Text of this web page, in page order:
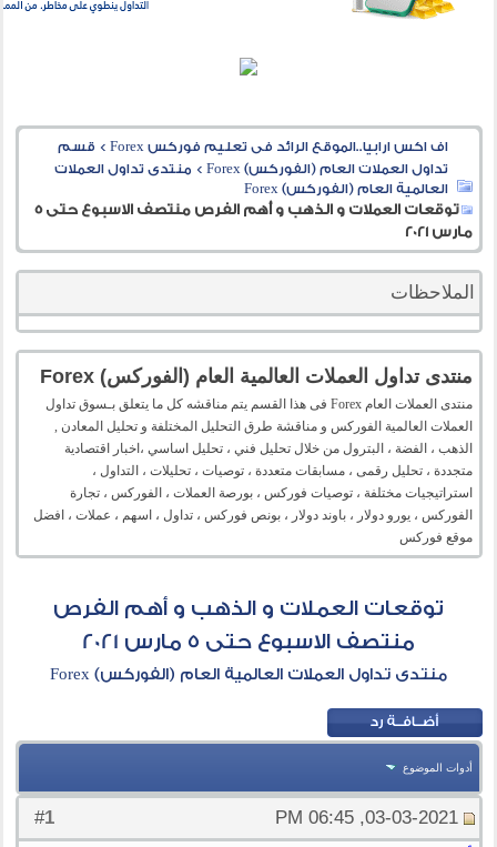
اف اكس ارابيا..الموقع الرائد فى تعليم فوركس Forex > قسم
تداول العملات العام (الفوركس) Forex
> منتدى تداول العملات
العالمية العام (الفوركس) Forex
توقعات العملات و الذهب و أهم الفرص منتصف الاسبوع حتى 5
مارس 2021
الملاحظات
منتدى تداول العملات العالمية العام (الفوركس) Forex
منتدى العملات العام Forex فى هذا القسم يتم مناقشه كل ما يتعلق بـسوق تداول
العملات العالمية الفوركس و مناقشة طرق التحليل المختلفة و تحليل المعادن ,
الذهب ، الفضة ، البترول من خلال تحليل فني ، تحليل اساسي ،اخبار اقتصادية
متجددة ، تحليل رقمى ، مسابقات متعددة ، توصيات ، تحليلات ، التداول ،
استراتيجيات مختلفة ، توصيات فوركس ، بورصة العملات ، الفوركس ، تجارة
الفوركس ، يورو دولار ، باوند دولار ، بونص فوركس ، تداول ، اسهم ، عملات ، افضل
موقع فوركس
توقعات العملات و الذهب و أهم الفرص
منتصف الاسبوع حتى 5 مارس 2021
منتدى تداول العملات العالمية العام (الفوركس) Forex
أدوات الموضوع
#
1 03-03-2021, 06:45 PM